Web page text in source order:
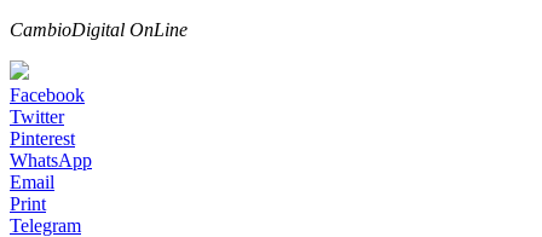
CambioDigital OnLine
Facebook
Twitter
Pinterest
WhatsApp
Email
Print
Telegram